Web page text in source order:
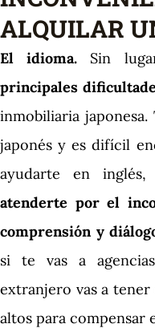
ALQUILAR
El idioma. Sin
principales
inmobiliaria
japonés y es difícil
ayudarte en
atenderte por el
comprensión y
si te vas a
extranjero vas a
altos para compensar